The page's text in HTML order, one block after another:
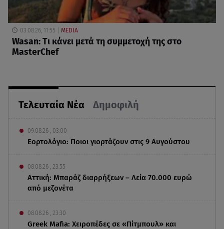
Τελευταία Νέα Δημοφιλή
09.08.26 , 03:00
Εορτολόγιο: Ποιοι γιορτάζουν στις 9 Αυγούστου
08.08.26 , 23:55
Αττική: Μπαράζ διαρρήξεων – Λεία 70.000 ευρώ
από μεζονέτα
08.08.26 , 23:30
Greek Mafia: Χειροπέδες σε «Πίτμπουλ» και
03.08.26, 11:55 MEDIA
Wasan: Tι κάνει μετά τη συμμετοχή της στο
MasterChef